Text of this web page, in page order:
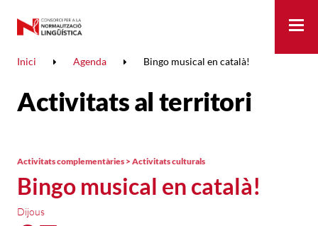
Inici Agenda Bingo musical en català!
Activitats al territori
Bingo musical en català!
Activitats complementàries > Activitats culturals
Dijous